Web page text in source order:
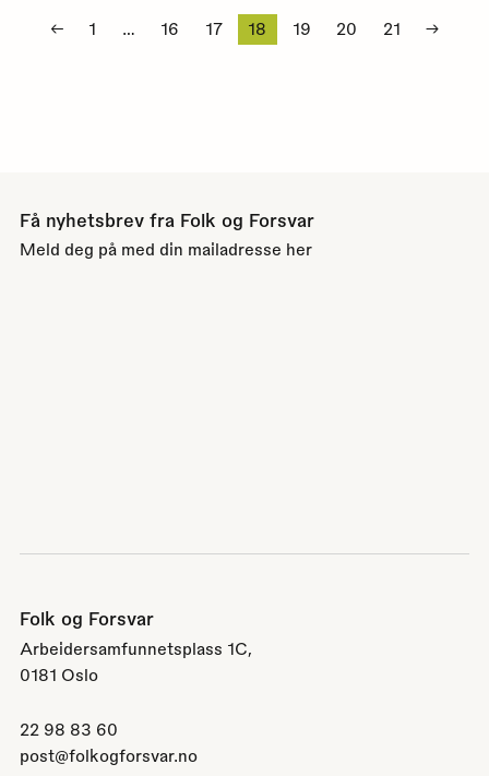
Sidepaginering
← 1 … 16 17 18 19 20 21 →
Få nyhetsbrev fra Folk og Forsvar
Meld deg på med din mailadresse her
Folk og Forsvar
Arbeidersamfunnetsplass 1C,
0181 Oslo
22 98 83 60
post@folkogforsvar.no